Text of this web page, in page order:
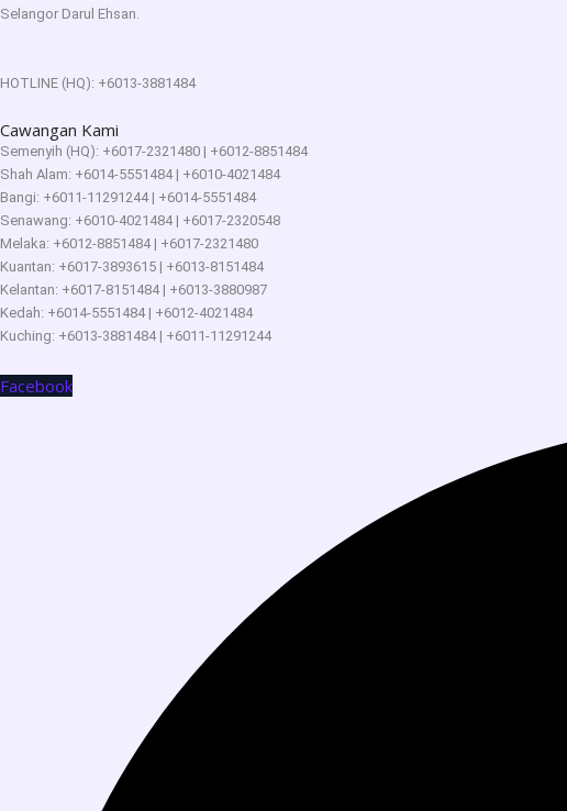
Selangor Darul Ehsan.
HOTLINE (HQ): +6013-3881484
Cawangan Kami
Semenyih (HQ): +6017-2321480 | +6012-8851484
Shah Alam: +6014-5551484 | +6010-4021484
Bangi: +6011-11291244 | +6014-5551484
Senawang: +6010-4021484 | +6017-2320548
Melaka: +6012-8851484 | +6017-2321480
Kuantan: +6017-3893615 | +6013-8151484
Kelantan: +6017-8151484 | +6013-3880987
Kedah: +6014-5551484 | +6012-4021484
Kuching: +6013-3881484 | +6011-11291244
Facebook